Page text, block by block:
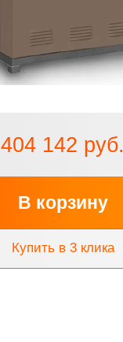
404 142 руб.
В корзину
Купить в 3 клика